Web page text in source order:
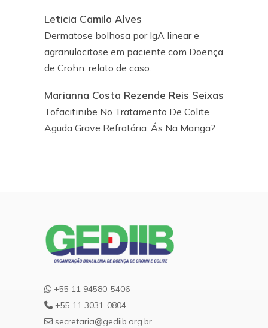
Leticia Camilo Alves
Dermatose bolhosa por IgA linear e
agranulocitose em paciente com Doença
de Crohn: relato de caso.
Marianna Costa Rezende Reis Seixas
Tofacitinibe No Tratamento De Colite
Aguda Grave Refratária: Ás Na Manga?
+55 11 94580-5406
+55 11 3031-0804
secretaria@gediib.org.br